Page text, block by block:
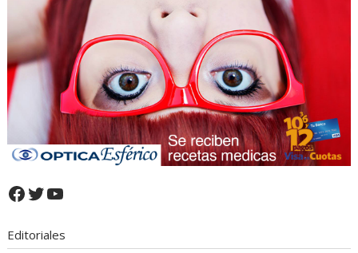
Facebook
Twitter
YouTube
Editoriales